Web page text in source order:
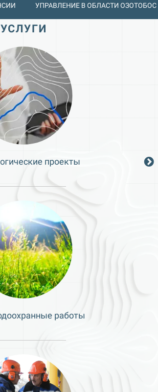
УПРАВЛЕНИЕ В ОБЛАСТИ ОЗОТОБОС
УСЛУГИ
проекты
Природоохранные работы